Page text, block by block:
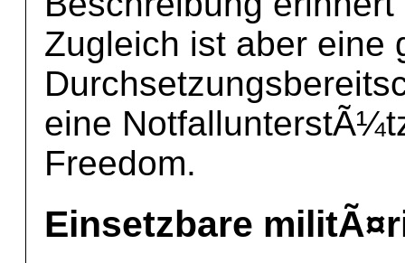
Zugleich ist aber eine
eine
Freedom.
Einsetzbare